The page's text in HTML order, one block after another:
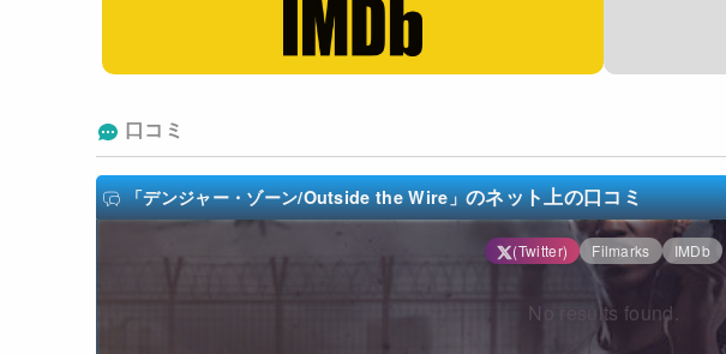
口コミ
「デンジャー・ゾーン/Outside the Wire」のネット上の口コミ
(Twitter) Filmarks IMDb
No results found.